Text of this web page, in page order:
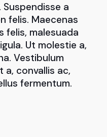
a
felis. Maecenas
felis, malesuada
Ut molestie a,
Vestibulum
convallis ac,
fermentum.